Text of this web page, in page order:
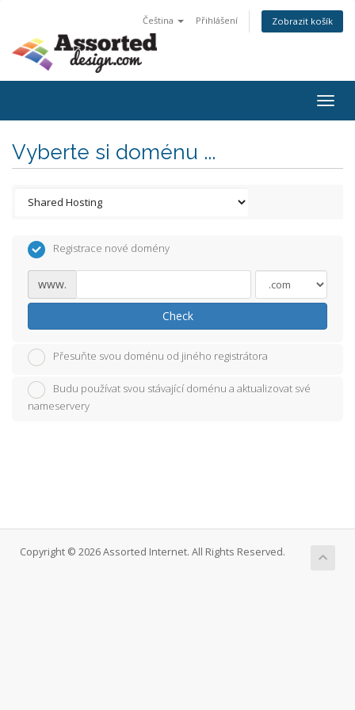
Čeština Přihlášení Zobrazit košík
Vyberte si doménu ...
Registrace nové domény
www.
Check
Přesuňte svou doménu od jiného registrátora
Budu používat svou stávající doménu a aktualizovat své
nameservery
Copyright © 2026 Assorted Internet. All Rights Reserved.